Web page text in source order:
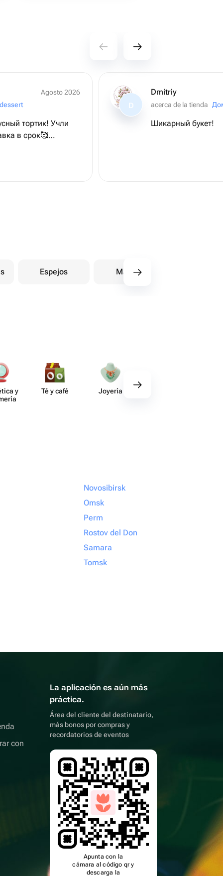
Agosto 2026
тортик! Учли
в срок🥰
D
Dmitriy
acerca de la tienda
Шикарный букет!
Espejos Mantas
y
Té y café Joyería
Novosibirsk
Omsk
Perm
Rostov del Don
Samara
Tomsk
con
La aplicación es aún más
práctica.
Área del cliente del destinatario,
más bonos por compras y
recordatorios de eventos
Apunta con la
cámara al código qr y
descarga la